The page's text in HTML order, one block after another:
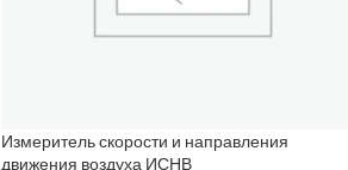
Измеритель скорости и направления
движения воздуха ИСНВ